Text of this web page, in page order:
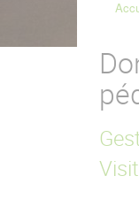
Fil